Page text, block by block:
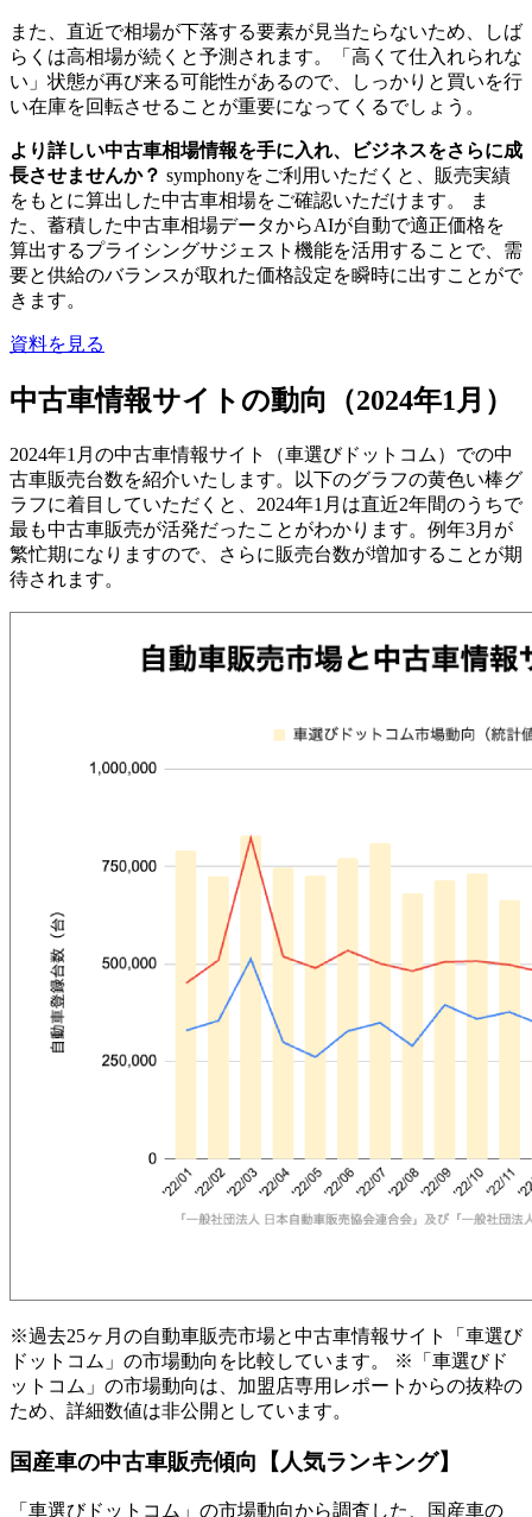
また、直近で相場が下落する要素が見当たらないため、しば
らくは高相場が続くと予測されます。「高くて仕入れられな
い」状態が再び来る可能性があるので、しっかりと買いを行
い在庫を回転させることが重要になってくるでしょう。
より詳しい中古車相場情報を手に入れ、ビジネスをさらに成
長させませんか？ symphonyをご利用いただくと、販売実績
をもとに算出した中古車相場をご確認いただけます。 ま
た、蓄積した中古車相場データからAIが自動で適正価格を
算出するプライシングサジェスト機能を活用することで、需
要と供給のバランスが取れた価格設定を瞬時に出すことがで
きます。
資料を見る
中古車情報サイトの動向（2024年1月）
2024年1月の中古車情報サイト（車選びドットコム）での中
古車販売台数を紹介いたします。以下のグラフの黄色い棒グ
ラフに着目していただくと、2024年1月は直近2年間のうちで
最も中古車販売が活発だったことがわかります。例年3月が
繁忙期になりますので、さらに販売台数が増加することが期
待されます。
※過去25ヶ月の自動車販売市場と中古車情報サイト「車選び
ドットコム」の市場動向を比較しています。 ※「車選びド
ットコム」の市場動向は、加盟店専用レポートからの抜粋の
ため、詳細数値は非公開としています。
国産車の中古車販売傾向【人気ランキング】
「車選びドットコム」の市場動向から調査した、国産車の